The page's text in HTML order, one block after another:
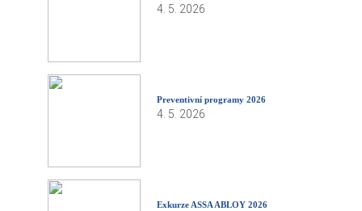
4. 5. 2026
Preventivní programy 2026
4. 5. 2026
Exkurze ASSA ABLOY 2026